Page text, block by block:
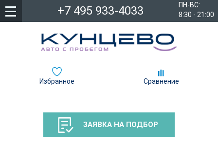
ПН-ВС:
8:30 - 21:00
+7 495 933-4033
Избранное Сравнение
ЗАЯВКА НА ПОДБОР